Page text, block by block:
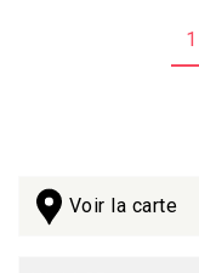
1
Voir la carte